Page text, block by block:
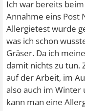
Ich war bereits
Annahme eins Post
Allergietest wurde
was ich schon
Gräser. Da ich
damit nichts zu tun.
auf der Arbeit, im
also auch im Winter
kann man eine